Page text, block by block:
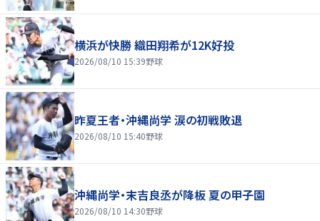
横浜が快勝 織田翔希が12K好投
2026/08/10 15:39野球
昨夏王者・沖縄尚学 涙の初戦敗退
2026/08/10 15:40野球
沖縄尚学・末吉良丞が降板 夏の甲子園
2026/08/10 14:30野球